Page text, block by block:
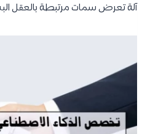
آلة تعرض سمات مرتبطة بالعقل